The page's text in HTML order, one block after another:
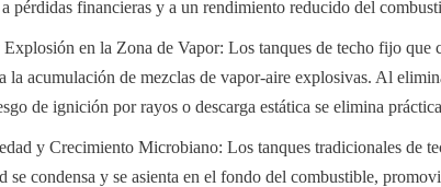
pérdidas financieras y a un rendimiento reducido del
en la Zona de Vapor: Los tanques de techo fijo que
la acumulación de mezclas de vapor-aire explosivas. Al
de ignición por rayos o descarga estática se elimina
y Crecimiento Microbiano: Los tanques tradicionales de
se condensa y se asienta en el fondo del combustible,